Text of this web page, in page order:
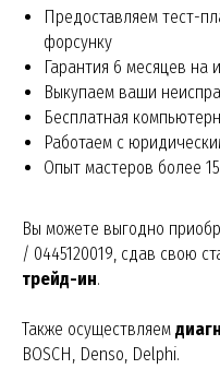
Предоставляем тест-
форсунку
Гарантия 6 месяцев на
Выкупаем ваши
Бесплатная
Работаем с
Опыт мастеров более
Вы можете выгодно
/ 0445120019, сдав свою
трейд-ин.
Также осуществляем
BOSCH, Denso, Delphi.